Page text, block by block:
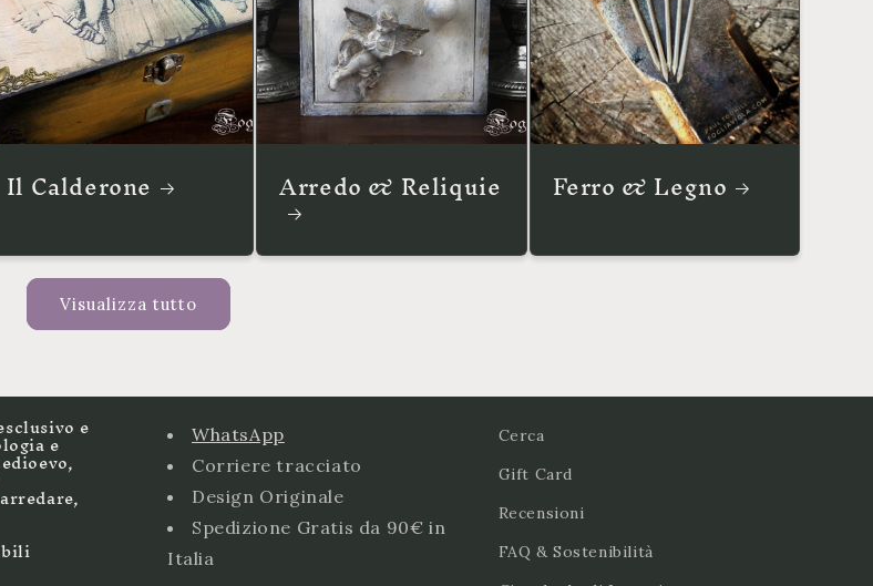
Il Calderone Arredo & Reliquie Ferro & Legno
Visualizza tutto
e
e
WhatsApp
Corriere tracciato
Design Originale
Spedizione Gratis da 90€ in
Italia
Cerca
Gift Card
Recensioni
FAQ & Sostenibilità